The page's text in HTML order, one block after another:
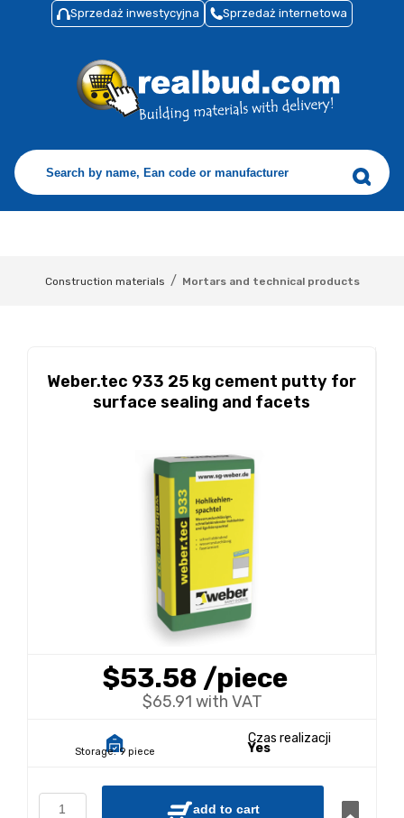
Sprzedaż inwestycyjna Sprzedaż internetowa
Construction materials / Mortars and technical products
Weber.tec 933 25 kg cement putty for
surface sealing and facets
$53.58 /piece
$65.91 with VAT
Storage: 9 piece
Czas realizacji
Yes
add to cart